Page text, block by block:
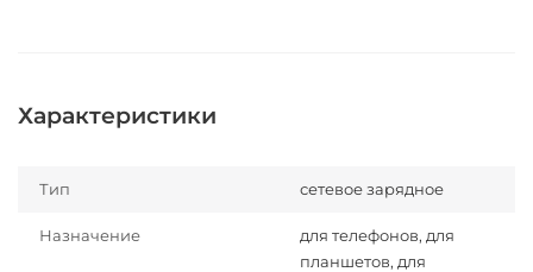
Характеристики
Тип сетевое зарядное
Назначение
для телефонов, для
планшетов, для